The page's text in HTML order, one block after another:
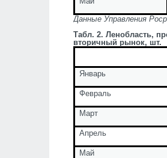
Данные Управления
Табл. 2. Ленобласть,
вторичный рынок, шт.
Январь
Февраль
Март
Апрель
Май